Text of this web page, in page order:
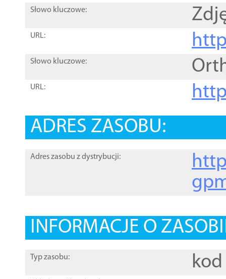
Słowo kluczowe:
URL:
Słowo kluczowe:
URL:
ADRES ZASOBU:
Adres zasobu z dystrybucji:
INFORMACJE O
Typ zasobu: kod